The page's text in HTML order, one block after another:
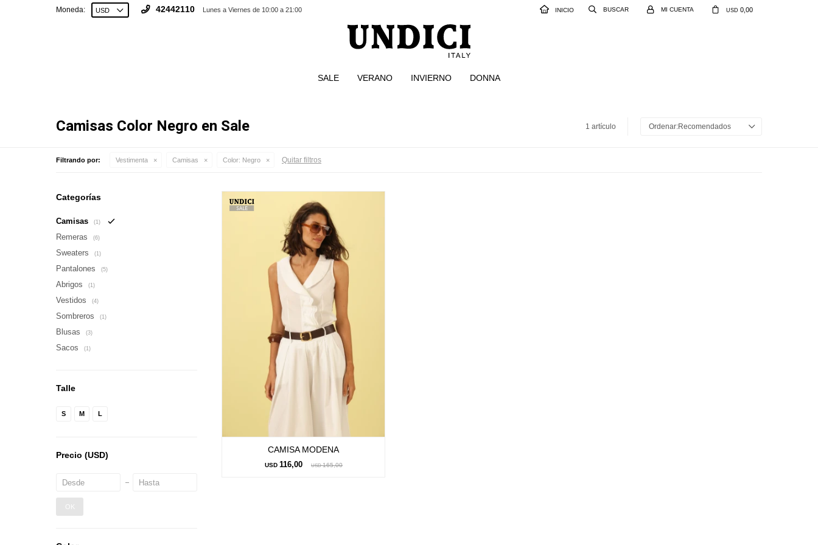
SALE VERANO INVIERNO DONNA
INICIO USD 0,00
42442110 Lunes a Viernes de 10:00 a 21:00
Moneda:
Camisas Color Negro en Sale 1 artículo Recomendados
Filtrando por: Vestimenta Camisas Color: Negro Quitar filtros
CAMISA MODENA
USD 116,00 USD 165,00
Categorías
Camisas (1)
Remeras (6)
Sweaters (1)
Pantalones (5)
Abrigos (1)
Vestidos (4)
Sombreros (1)
Blusas (3)
Sacos (1)
Talle
S M L
Precio (USD)
OK